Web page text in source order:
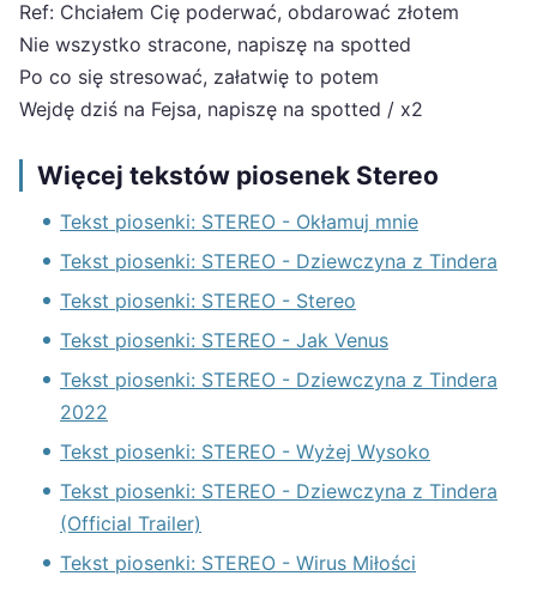
Ref: Chciałem Cię poderwać, obdarować złotem
Nie wszystko stracone, napiszę na spotted
Po co się stresować, załatwię to potem
Wejdę dziś na Fejsa, napiszę na spotted / x2
Więcej tekstów piosenek Stereo
Tekst piosenki: STEREO - Okłamuj mnie
Tekst piosenki: STEREO - Dziewczyna z Tindera
Tekst piosenki: STEREO - Stereo
Tekst piosenki: STEREO - Jak Venus
Tekst piosenki: STEREO - Dziewczyna z Tindera
2022
Tekst piosenki: STEREO - Wyżej Wysoko
Tekst piosenki: STEREO - Dziewczyna z Tindera
(Official Trailer)
Tekst piosenki: STEREO - Wirus Miłości